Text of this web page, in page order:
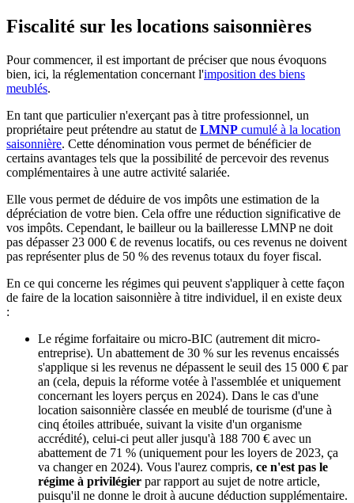
Fiscalité sur les locations saisonnières
Pour commencer, il est important de préciser que nous évoquons
bien, ici, la réglementation concernant l'imposition des biens
meublés.
En tant que particulier n'exerçant pas à titre professionnel, un
propriétaire peut prétendre au statut de LMNP cumulé à la location
saisonnière. Cette dénomination vous permet de bénéficier de
certains avantages tels que la possibilité de percevoir des revenus
complémentaires à une autre activité salariée.
Elle vous permet de déduire de vos impôts une estimation de la
dépréciation de votre bien. Cela offre une réduction significative de
vos impôts. Cependant, le bailleur ou la bailleresse LMNP ne doit
pas dépasser 23 000 € de revenus locatifs, ou ces revenus ne doivent
pas représenter plus de 50 % des revenus totaux du foyer fiscal.
En ce qui concerne les régimes qui peuvent s'appliquer à cette façon
de faire de la location saisonnière à titre individuel, il en existe deux
:
Le régime forfaitaire ou micro-BIC (autrement dit micro-
entreprise). Un abattement de 30 % sur les revenus encaissés
s'applique si les revenus ne dépassent le seuil des 15 000 € par
an (cela, depuis la réforme votée à l'assemblée et uniquement
concernant les loyers perçus en 2024). Dans le cas d'une
location saisonnière classée en meublé de tourisme (d'une à
cinq étoiles attribuée, suivant la visite d'un organisme
accrédité), celui-ci peut aller jusqu'à 188 700 € avec un
abattement de 71 % (uniquement pour les loyers de 2023, ça
va changer en 2024). Vous l'aurez compris, ce n'est pas le
régime à privilégier par rapport au sujet de notre article,
puisqu'il ne donne le droit à aucune déduction supplémentaire.